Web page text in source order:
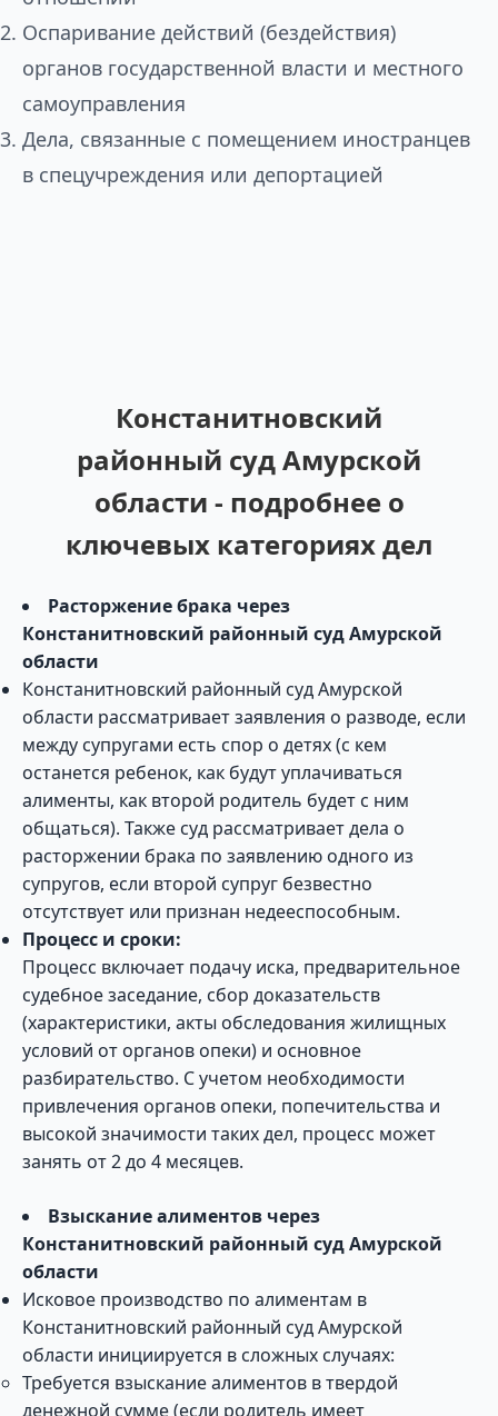
Оспаривание действий (бездействия)
органов государственной власти и местного
самоуправления
Дела, связанные с помещением иностранцев
в спецучреждения или депортацией
Констанитновский
районный суд Амурской
области - подробнее о
ключевых категориях дел
Расторжение брака через
Констанитновский районный суд Амурской
области
Констанитновский районный суд Амурской
области рассматривает заявления о разводе, если
между супругами есть спор о детях (с кем
останется ребенок, как будут уплачиваться
алименты, как второй родитель будет с ним
общаться). Также суд рассматривает дела о
расторжении брака по заявлению одного из
супругов, если второй супруг безвестно
отсутствует или признан недееспособным.
Процесс и сроки:
Процесс включает подачу иска, предварительное
судебное заседание, сбор доказательств
(характеристики, акты обследования жилищных
условий от органов опеки) и основное
разбирательство. С учетом необходимости
привлечения органов опеки, попечительства и
высокой значимости таких дел, процесс может
занять от 2 до 4 месяцев.
Взыскание алиментов через
Констанитновский районный суд Амурской
области
Исковое производство по алиментам в
Констанитновский районный суд Амурской
области инициируется в сложных случаях:
Требуется взыскание алиментов в твердой
денежной сумме (если родитель имеет